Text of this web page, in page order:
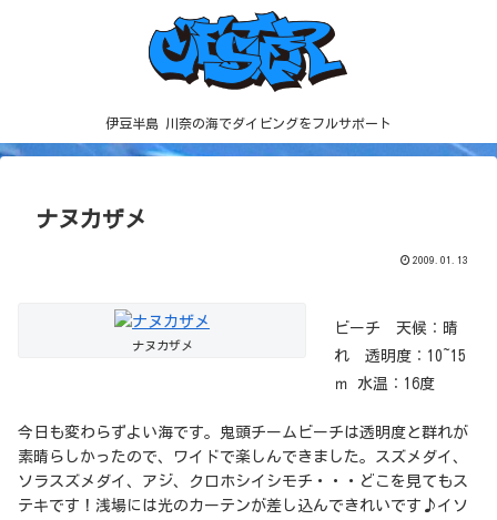
伊豆半島 川奈の海でダイビングをフルサポート
ナヌカザメ
2009.01.13
ナヌカザメ
ビーチ 天候：晴
れ 透明度：10~15
ｍ 水温：16度
今日も変わらずよい海です。鬼頭チームビーチは透明度と群れが
素晴らしかったので、ワイドで楽しんできました。スズメダイ、
ソラスズメダイ、アジ、クロホシイシモチ・・・どこを見てもス
テキです！浅場には光のカーテンが差し込んできれいです♪イソ